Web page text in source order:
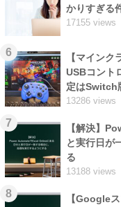
かりすぎる
17155 views
6
【マイン
USBコント
定はSwitch
13286 views
7
【解決】
と実行日が
る
13188 views
8
【Google